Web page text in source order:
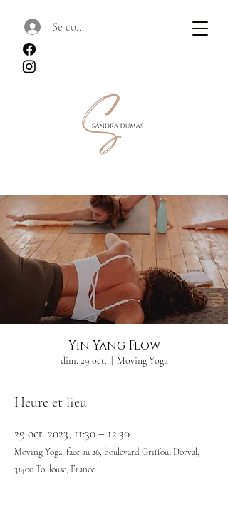
Se connecter
Yin Yang Flow
dim. 29 oct. Moving Yoga
Heure et lieu
29 oct. 2023, 11:30 – 12:30
Moving Yoga, face au 26, boulevard Griffoul Dorval,
31400 Toulouse, France